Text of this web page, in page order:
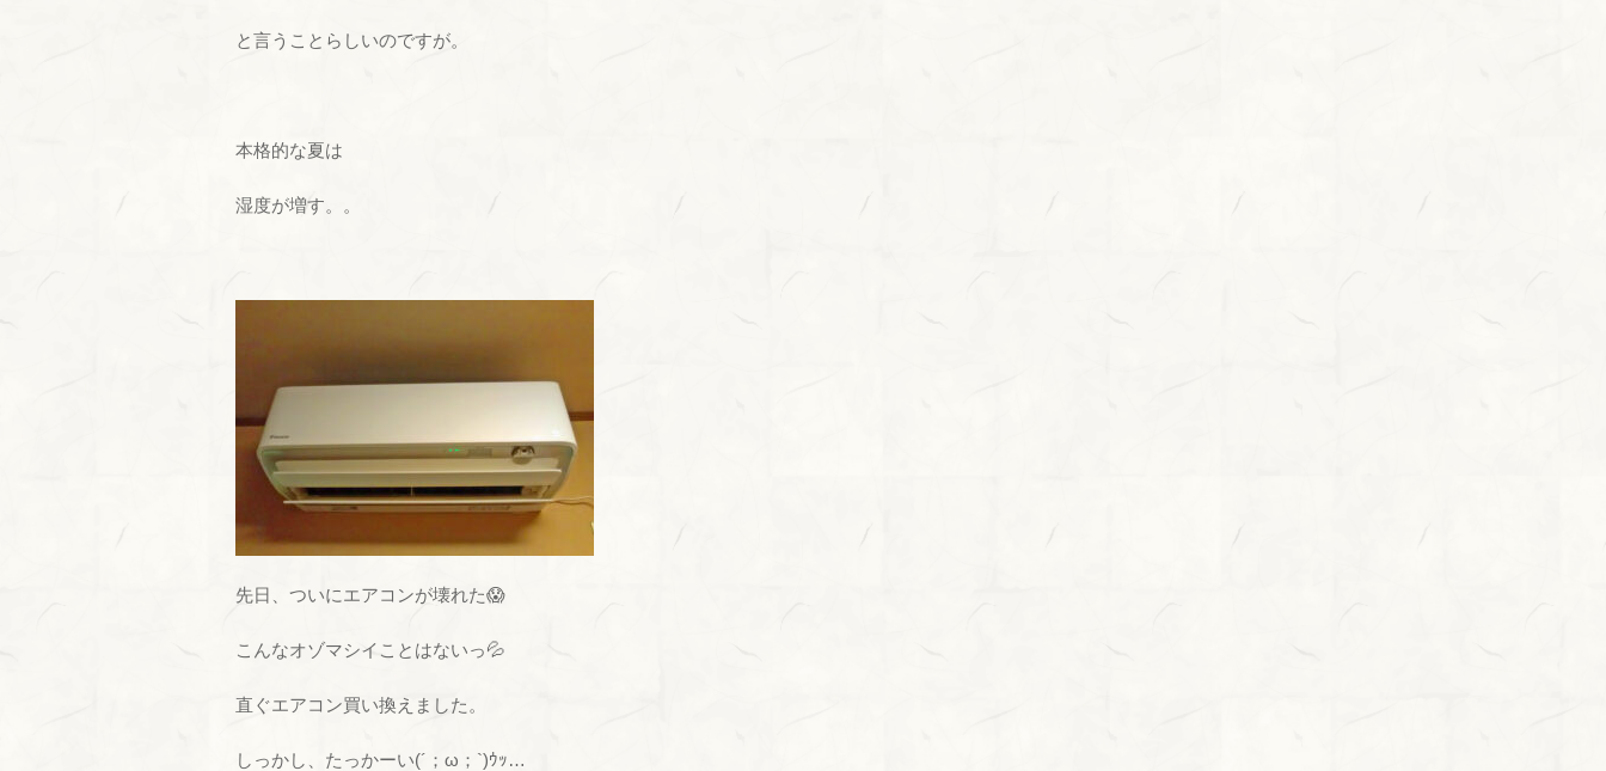
と言うことらしいのですが。
本格的な夏は
湿度が増す。。
先日、ついにエアコンが壊れた😱
こんなオゾマシイことはないっ💦
直ぐエアコン買い換えました。
しっかし、たっかーい(´；ω；`)ｳｯ…